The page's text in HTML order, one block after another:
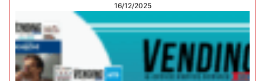
16/12/2025